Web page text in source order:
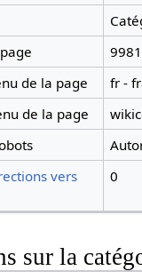
9981
de la page
fr -
de la page
vers
0
sur la